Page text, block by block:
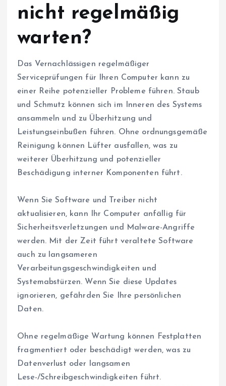
nicht regelmäßig
warten?
Das Vernachlässigen regelmäßiger
Serviceprüfungen für Ihren Computer kann zu
einer Reihe potenzieller Probleme führen. Staub
und Schmutz können sich im Inneren des Systems
ansammeln und zu Überhitzung und
Leistungseinbußen führen. Ohne ordnungsgemäße
Reinigung können Lüfter ausfallen, was zu
weiterer Überhitzung und potenzieller
Beschädigung interner Komponenten führt.
Wenn Sie Software und Treiber nicht
aktualisieren, kann Ihr Computer anfällig für
Sicherheitsverletzungen und Malware-Angriffe
werden. Mit der Zeit führt veraltete Software
auch zu langsameren
Verarbeitungsgeschwindigkeiten und
Systemabstürzen. Wenn Sie diese Updates
ignorieren, gefährden Sie Ihre persönlichen
Daten.
Ohne regelmäßige Wartung können Festplatten
fragmentiert oder beschädigt werden, was zu
Datenverlust oder langsamen
Lese-/Schreibgeschwindigkeiten führt.